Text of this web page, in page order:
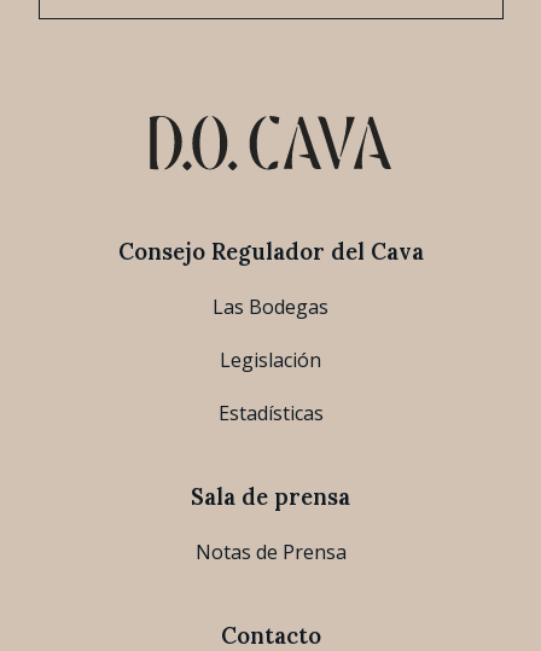
Consejo Regulador del Cava
Las Bodegas
Legislación
Estadísticas
Sala de prensa
Notas de Prensa
Contacto